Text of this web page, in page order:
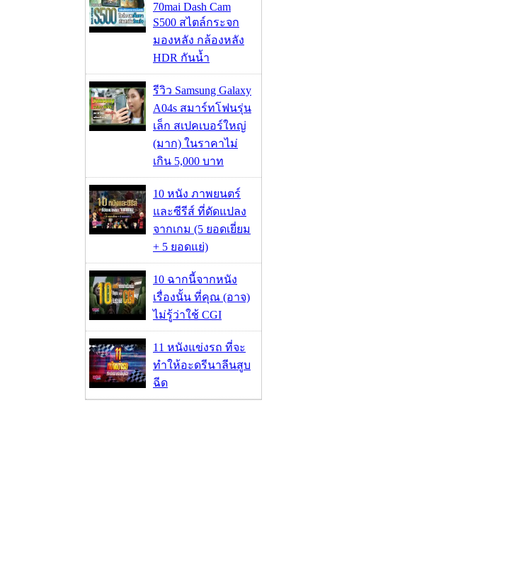
70mai Dash Cam
S500 สไตล์กระจก
มองหลัง กล้องหลัง
HDR กันน้ำ
รีวิว Samsung Galaxy
A04s สมาร์ทโฟนรุ่น
เล็ก สเปคเบอร์ใหญ่
(มาก) ในราคาไม่
เกิน 5,000 บาท
10 หนัง ภาพยนตร์
และซีรีส์ ที่ดัดแปลง
จากเกม (5 ยอดเยี่ยม
+ 5 ยอดแย่)
10 ฉากนี้จากหนัง
เรื่องนั้น ที่คุณ (อาจ)
ไม่รู้ว่าใช้ CGI
11 หนังแข่งรถ ที่จะ
ทำให้อะดรีนาลีนสูบ
ฉีด